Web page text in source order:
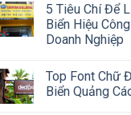
5 Tiêu Chí Để
Biển Hiệu
Doanh Nghiệp
Top Font Chữ
Biển Quảng